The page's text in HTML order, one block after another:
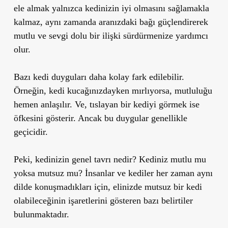
ele almak yalnızca kedinizin iyi olmasını sağlamakla
kalmaz, aynı zamanda aranızdaki bağı güçlendirerek
mutlu ve sevgi dolu bir ilişki sürdürmenize yardımcı
olur.
Bazı kedi duyguları daha kolay fark edilebilir.
Örneğin, kedi kucağınızdayken mırlıyorsa, mutluluğu
hemen anlaşılır. Ve, tıslayan bir kediyi görmek ise
öfkesini gösterir. Ancak bu duygular genellikle
geçicidir.
Peki, kedinizin genel tavrı nedir? Kediniz mutlu mu
yoksa mutsuz mu? İnsanlar ve kediler her zaman aynı
dilde konuşmadıkları için, elinizde mutsuz bir kedi
olabileceğinin işaretlerini gösteren bazı belirtiler
bulunmaktadır.